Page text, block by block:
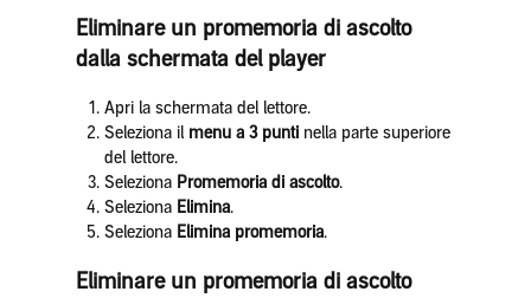
Eliminare un promemoria di ascolto
dalla schermata del player
Apri la schermata del lettore.
Seleziona il menu a 3 puntinella parte superiore
del lettore.
Seleziona Promemoria di ascolto.
Seleziona Elimina.
SelezionaElimina promemoria.
Eliminare un promemoria di ascolto